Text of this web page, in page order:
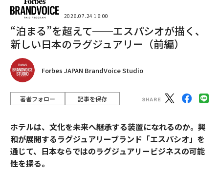
2026.07.24 16:00
“泊まる”を超えて──エスパシオが描く、
新しい日本のラグジュアリー（前編）
Forbes JAPAN BrandVoice Studio
著者フォロー 記事を保存
ホテルは、文化を未来へ継承する装置になれるのか。興
和が展開するラグジュアリーブランド「エスパシオ」を
通じて、日本ならではのラグジュアリービジネスの可能
性を探る。